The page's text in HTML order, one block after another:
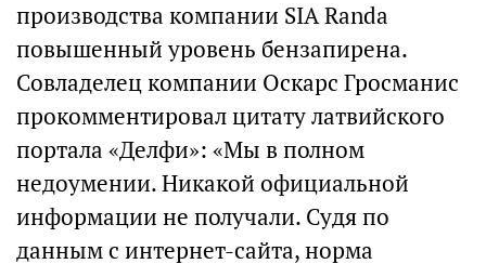
производства компании SIA Randa
повышенный уровень бензапирена.
Совладелец компании Оскарс Гросманис
прокомментировал цитату латвийского
портала «Делфи»: «Мы в полном
недоумении. Никакой официальной
информации не получали. Судя по
данным с интернет-сайта, норма